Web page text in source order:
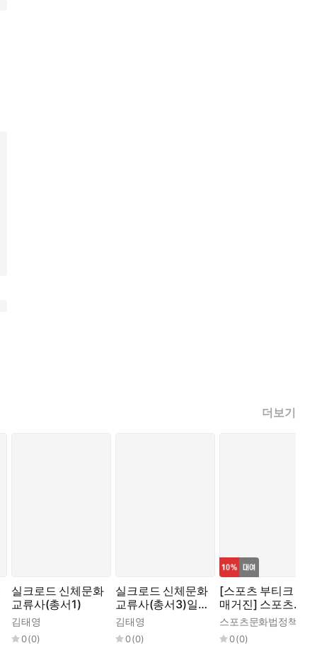
더보기
실크로드 신체문화
교류사(총서1)
김태영
0(0)
실크로드 신체문화
교류사(총서3)일
본
김태영
0(0)
[스포츠 부티크 e
매거진] 스포츠에
미치다 - 24년 11
0(0)